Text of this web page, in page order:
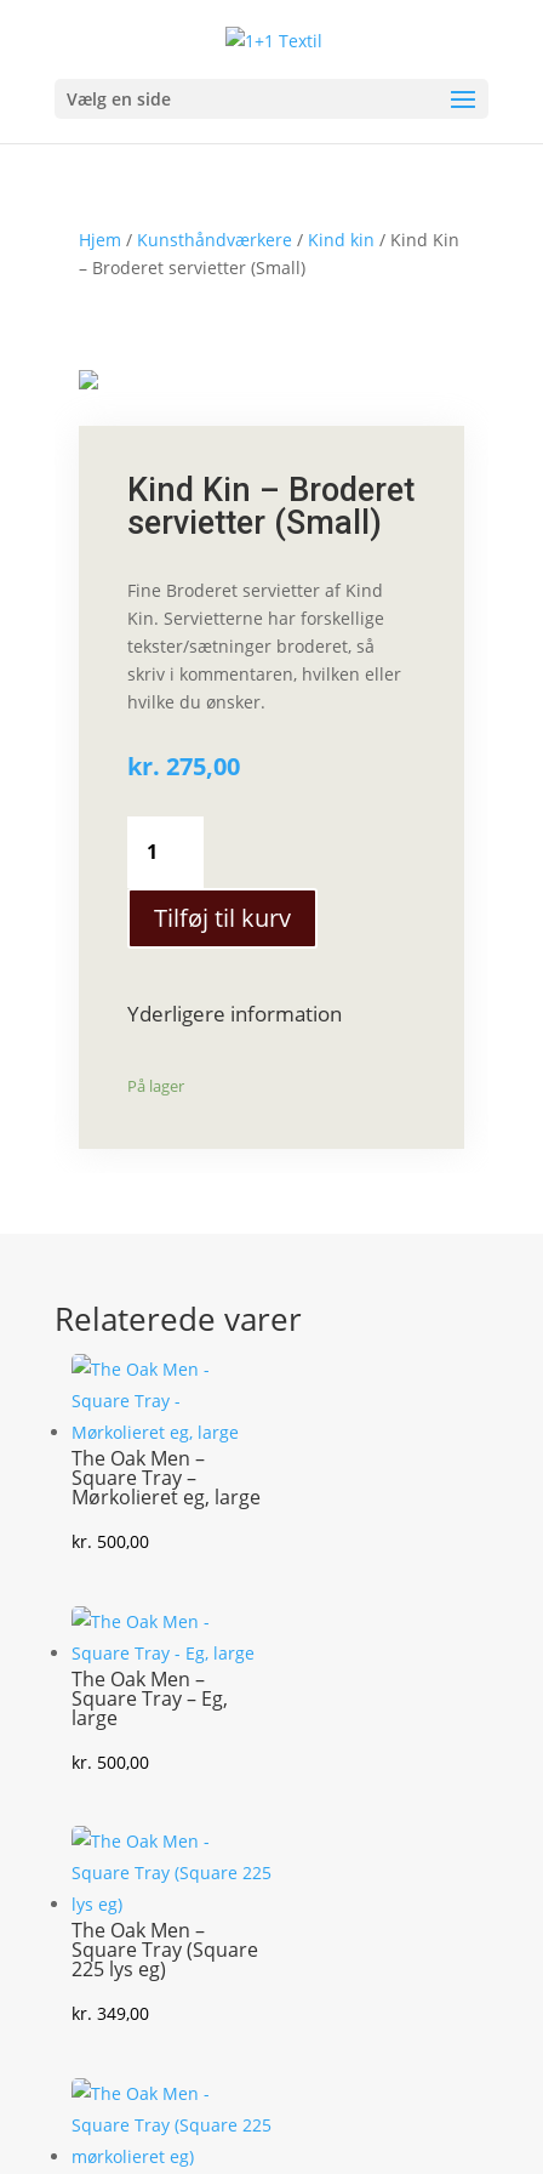
Vælg en side
Hjem / Kunsthåndværkere / Kind kin / Kind Kin
– Broderet servietter (Small)
Kind Kin – Broderet
servietter (Small)
Fine Broderet servietter af Kind
Kin. Servietterne har forskellige
tekster/sætninger broderet, så
skriv i kommentaren, hvilken eller
hvilke du ønsker.
kr. 275,00
Kin
-
Broderet
servietter
Tilføj til kurv
Yderligere information
På lager
Relaterede varer
The Oak Men –
Square Tray –
Mørkolieret eg, large
kr. 500,00
The Oak Men –
Square Tray – Eg,
large
kr. 500,00
The Oak Men –
Square Tray (Square
225 lys eg)
kr. 349,00